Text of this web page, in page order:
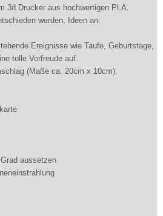
3d Drucker aus hochwertigen PLA.
werden, Ideen an:
Ereignisse wie Taufe, Geburtstage,
tolle Vorfreude auf.
(Maße ca. 20cm x 10cm).
aussetzen